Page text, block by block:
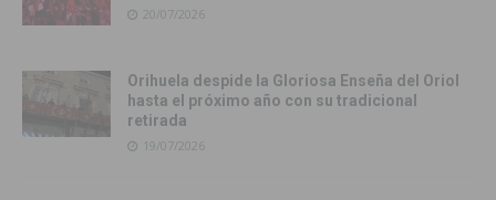
20/07/2026
Orihuela despide la Gloriosa Enseña del Oriol
hasta el próximo año con su tradicional
retirada
19/07/2026